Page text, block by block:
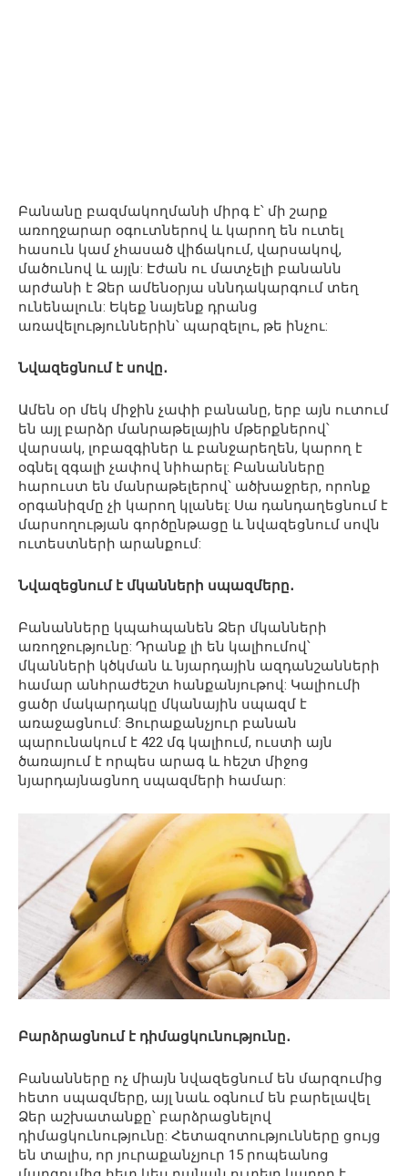
Բանանը բազմակողմանի միրգ է՝ մի շարք
առողջարար օգուտներով և կարող են ուտել
հասուն կամ չհասած վիճակում, վարսակով,
մածունով և այլն: Էժան ու մատչելի բանանն
արժանի է Ձեր ամենօրյա սննդակարգում տեղ
ունենալուն: Եկեք նայենք դրանց
առավելություններին՝ պարզելու, թե ինչու:
Նվազեցնում է սովը․
Ամեն օր մեկ միջին չափի բանանը, երբ այն ուտում
են այլ բարձր մանրաթելային մթերքներով՝
վարսակ, լոբազգիներ և բանջարեղեն, կարող է
օգնել զգալի չափով նիհարել: Բանանները
հարուստ են մանրաթելերով՝ ածխաջրեր, որոնք
օրգանիզմը չի կարող կլանել: Սա դանդաղեցնում է
մարսողության գործընթացը և նվազեցնում սովն
ուտեստների արանքում:
Նվազեցնում է մկանների սպազմերը․
Բանանները կպահպանեն Ձեր մկանների
առողջությունը: Դրանք լի են կալիումով՝
մկանների կծկման և նյարդային ազդանշանների
համար անհրաժեշտ հանքանյութով: Կալիումի
ցածր մակարդակը մկանային սպազմ է
առաջացնում: Յուրաքանչյուր բանան
պարունակում է 422 մգ կալիում, ուստի այն
ծառայում է որպես արագ և հեշտ միջոց
նյարդայնացնող սպազմերի համար:
Բարձրացնում է դիմացկունությունը․
Բանանները ոչ միայն նվազեցնում են մարզումից
հետո սպազմերը, այլ նաև օգնում են բարելավել
Ձեր աշխատանքը՝ բարձրացնելով
դիմացկունությունը: Հետազոտությունները ցույց
են տալիս, որ յուրաքանչյուր 15 րոպեանոց